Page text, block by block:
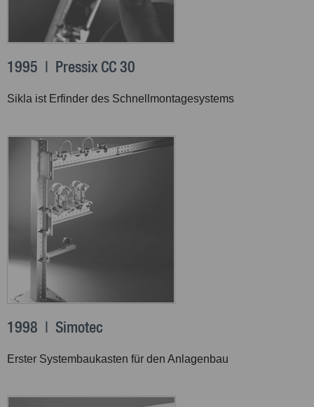
1995 | Pressix CC 30
Sikla ist Erfinder des Schnellmontagesystems
1998 | Simotec
Erster Systembaukasten für den Anlagenbau